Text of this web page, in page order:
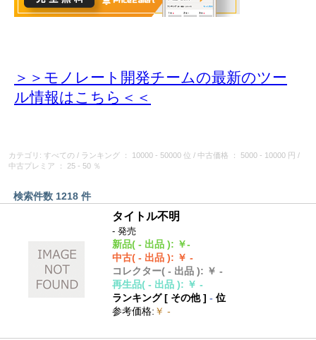
＞＞モノレート開発チームの最新のツー
ル情報はこちら＜＜
カテゴリ: すべての / ランキング ： 10000 - 50000 位 / 中古価格 ： 5000 - 10000 円
/
中古プレミア
： 25 - 50 ％
検索件数 1218 件
タイトル不明
- 発売
新品( - 出品 ): ￥-
中古( - 出品 ): ￥ -
コレクター( - 出品 ): ￥ -
再生品( - 出品 ): ￥ -
ランキング [ その他]- 位
参考価格: ￥ -